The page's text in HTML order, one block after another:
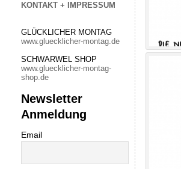
KONTAKT + IMPRESSUM
GLÜCKLICHER MONTAG
www.gluecklicher-montag.de
SCHWARWEL SHOP
www.gluecklicher-montag-
shop.de
Newsletter
Anmeldung
Email